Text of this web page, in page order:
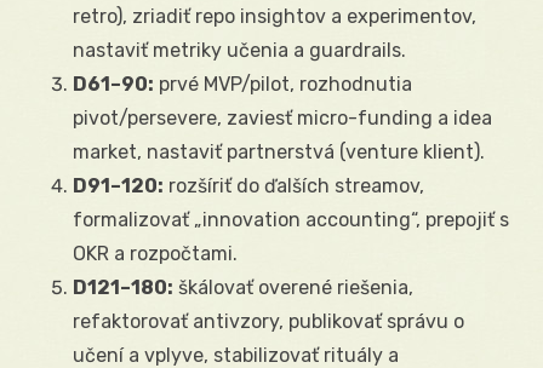
retro), zriadiť repo insightov a experimentov,
nastaviť metriky učenia a guardrails.
D61–90: prvé MVP/pilot, rozhodnutia
pivot/persevere, zaviesť micro-funding a idea
market, nastaviť partnerstvá (venture klient).
D91–120: rozšíriť do ďalších streamov,
formalizovať „innovation accounting“, prepojiť s
OKR a rozpočtami.
D121–180: škálovať overené riešenia,
refaktorovať antivzory, publikovať správu o
učení a vplyve, stabilizovať rituály a